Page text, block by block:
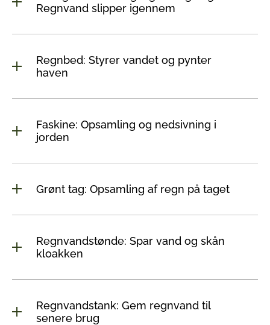
Regnvand slipper igennem
Regnbed: Styrer vandet og pynter
haven
Faskine: Opsamling og nedsivning i
jorden
Grønt tag: Opsamling af regn på taget
Regnvandstønde: Spar vand og skån
kloakken
Regnvandstank: Gem regnvand til
senere brug